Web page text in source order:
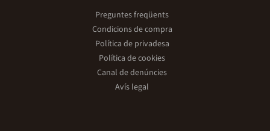
Preguntes freqüents
Condicions de compra
Política de privadesa
Política de cookies
Canal de denúncies
Avís legal